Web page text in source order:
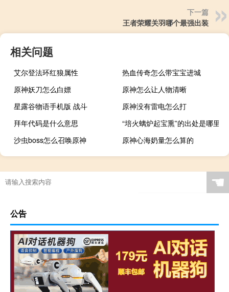
下一篇
王者荣耀关羽哪个最强出装
相关问题
艾尔登法环红狼属性
热血传奇怎么带宝宝进城
原神妖刀怎么白嫖
原神怎么让人物清晰
星露谷物语手机版 战斗
原神没有雷电怎么打
拜年代码是什么意思
“培火螭炉起宝熏”的出处是哪里
沙虫boss怎么召唤原神
原神心海奶量怎么算的
☚
公告